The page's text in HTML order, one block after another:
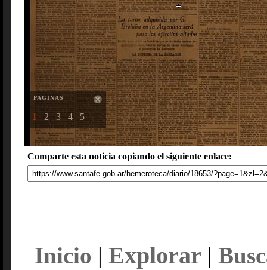
PAGINAS
1 2 3 4 5
Comparte esta noticia copiando el siguiente enlace:
Inicio | Explorar |